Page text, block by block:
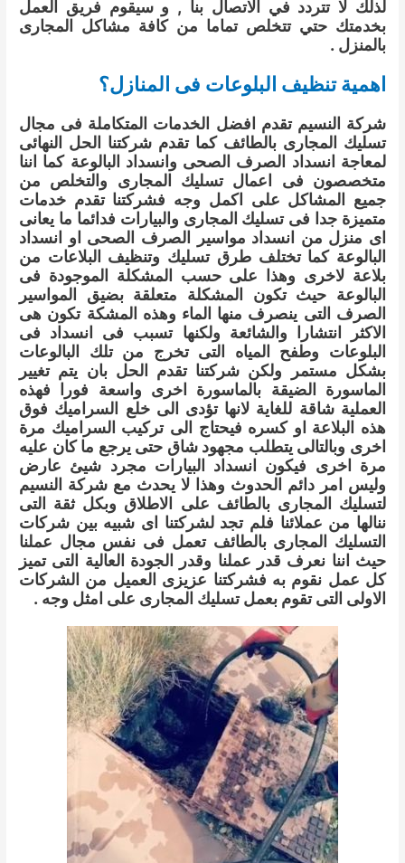
لذلك لا تتردد في الاتصال بنا , و سيقوم فريق العمل
بخدمتك حتي تتخلص تماما من كافة مشاكل المجارى
بالمنزل .
اهمية تنظيف البلوعات فى المنازل؟
شركة النسيم تقدم افضل الخدمات المتكاملة فى مجال
تسليك المجارى بالطائف كما تقدم شركتنا الحل النهائى
لمعاجة انسداد الصرف الصحى وانسداد البالوعة كما اننا
متخصصون فى اعمال تسليك المجارى والتخلص من
جميع المشاكل على اكمل وجه فشركتنا تقدم خدمات
متميزة جدا فى تسليك المجارى والبيارات فدائما ما يعانى
اى منزل من انسداد مواسير الصرف الصحى او انسداد
البالوعة كما تختلف طرق تسليك وتنظيف البلاعات من
بلاعة لاخرى وهذا على حسب المشكلة الموجودة فى
البالوعة حيث تكون المشكلة متعلقة بضيق المواسير
الصرف التى ينصرف منها الماء وهذه المشكة تكون هى
الاكثر انتشارا والشائعة ولكنها تسبب فى انسداد فى
البلوعات وطفح المياه التى تخرج من تلك البالوعات
بشكل مستمر ولكن شركتنا تقدم الحل بان يتم تغيير
الماسورة الضيقة بالماسورة اخرى واسعة فورا فهذه
العملية شاقة للغاية لانها تؤدى الى خلع السراميك فوق
هذه البلاعة او كسره فيحتاج الى تركيب السراميك مرة
اخرى وبالتالى يتطلب مجهود شاق حتى يرجع ما كان عليه
مرة اخرى فيكون انسداد البيارات مجرد شيئ عارض
وليس امر دائم الحدوث وهذا لا يحدث مع شركة النسيم
لتسليك المجارى بالطائف على الاطلاق وبكل ثقة التى
ننالها من عملائنا فلم تجد لشركتنا اى شبيه بين شركات
التسليك المجارى بالطائف تعمل فى نفس مجال عملنا
حيث اننا نعرف قدر عملنا وقدر الجودة العالية التى تميز
كل عمل نقوم به فشركتنا عزيزى العميل من الشركات
الاولى التى تقوم بعمل تسليك المجارى على امثل وجه .